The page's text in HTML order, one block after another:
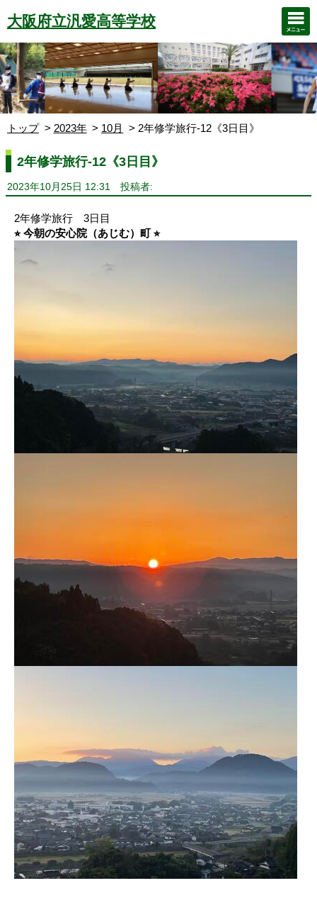
大阪府立汎愛高等学校
トップ 2023年 10月 2年修学旅行-12《3日目》
2年修学旅行-12《3日目》
2023年10月25日 12:31 投稿者:
2年修学旅行 3日目
⭐︎ 今朝の安心院（あじむ）町 ⭐︎